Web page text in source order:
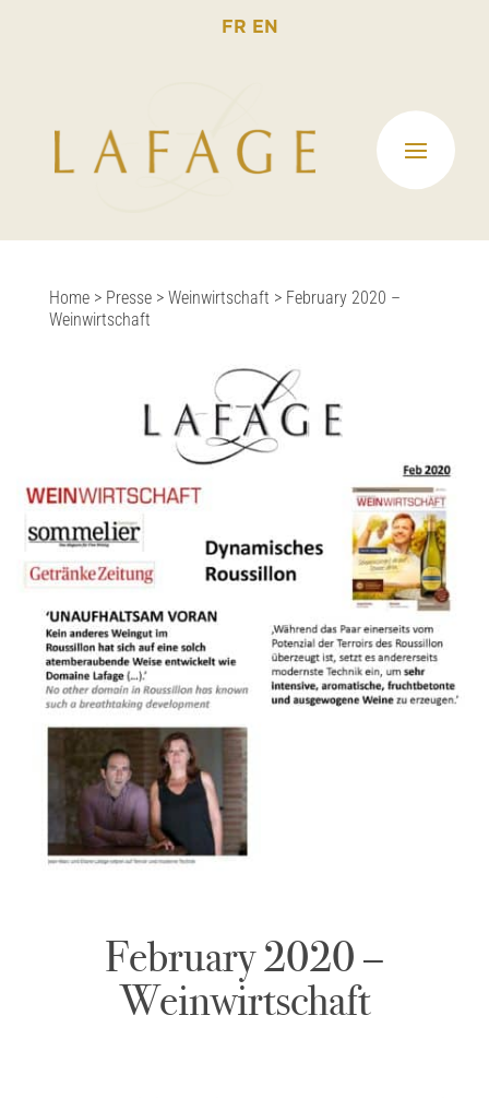
FR EN
Home> Presse> Weinwirtschaft > February 2020 –
Weinwirtschaft
February 2020 –
Weinwirtschaft